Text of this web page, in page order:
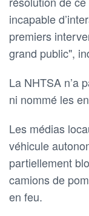
incapable
premiers
grand public",
La NHTSA n’a
ni nommé les
Les médias
véhicule
partiellement
camions de
en feu.